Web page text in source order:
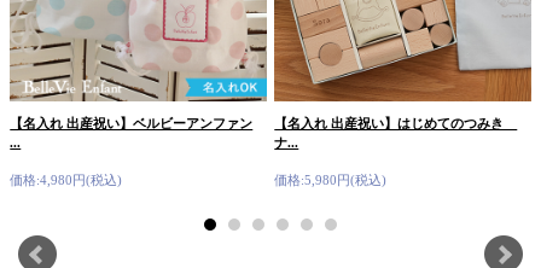
【名入れ 出産祝い】ベルビーアンファン
...
価格:4,980円(税込)
【名入れ 出産祝い】はじめてのつみき
ナ...
価格:5,980円(税込)